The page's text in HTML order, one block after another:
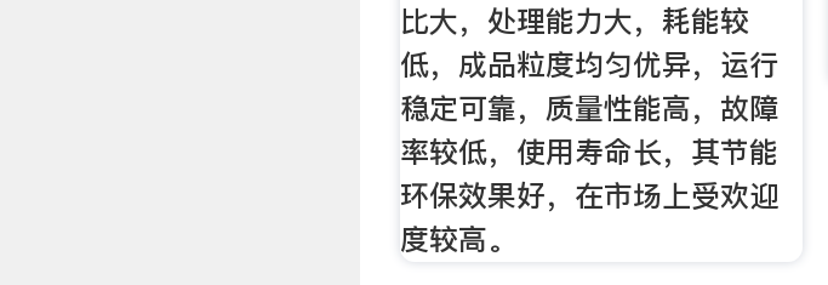
比大，处理能力大，耗能较
低，成品粒度均匀优异，运行
稳定可靠，质量性能高，故障
率较低，使用寿命长，其节能
环保效果好，在市场上受欢迎
度较高。